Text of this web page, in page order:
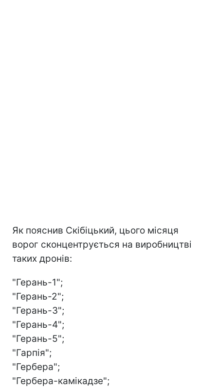
Як пояснив Скібіцький, цього місяця
ворог сконцентрується на виробництві
таких дронів:
"Герань-1";
"Герань-2";
"Герань-3";
"Герань-4";
"Герань-5";
"Гарпія";
"Гербера";
"Гербера-камікадзе";